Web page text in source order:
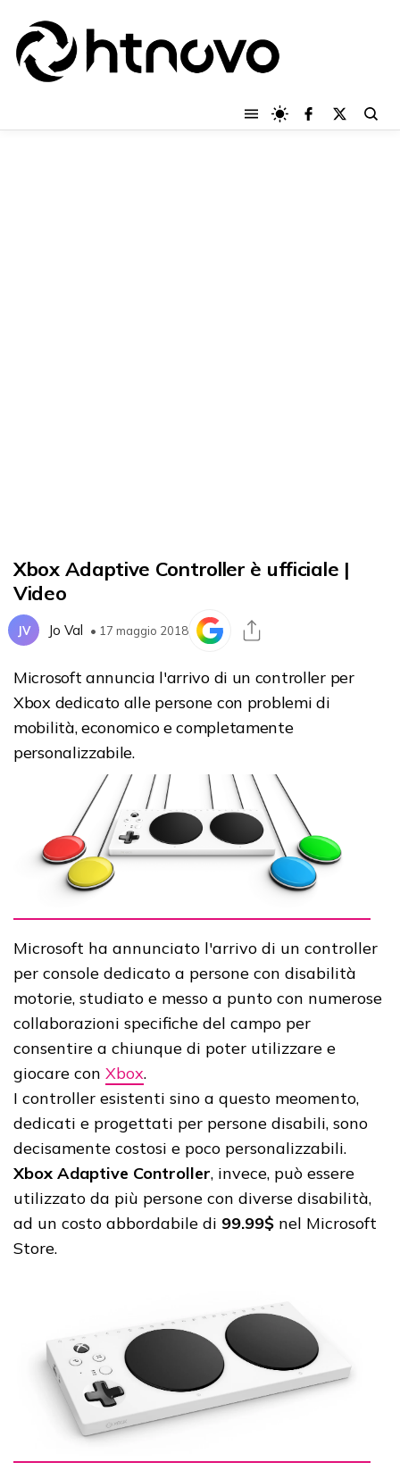
Xbox Adaptive Controller è ufficiale |
Video
JV Jo Val • 17 maggio 2018
Microsoft annuncia l'arrivo di un controller per
Xbox dedicato alle persone con problemi di
mobilità, economico e completamente
personalizzabile.
Microsoft ha annunciato l'arrivo di un controller
per console dedicato a persone con disabilità
motorie, studiato e messo a punto con numerose
collaborazioni specifiche del campo per
consentire a chiunque di poter utilizzare e
giocare con Xbox.
I controller esistenti sino a questo meomento,
dedicati e progettati per persone disabili, sono
decisamente costosi e poco personalizzabili.
Xbox Adaptive Controller, invece, può essere
utilizzato da più persone con diverse disabilità,
ad un costo abbordabile di 99.99$ nel Microsoft
Store.